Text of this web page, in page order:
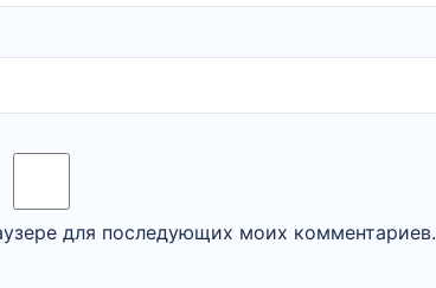
для последующих моих комментариев.